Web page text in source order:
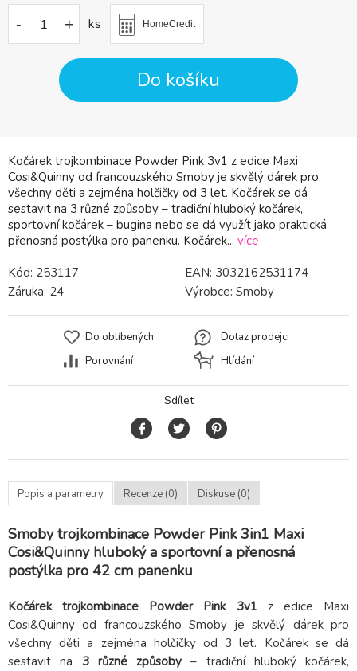
Kočárek trojkombinace Powder Pink 3v1 z edice Maxi
Cosi&Quinny od francouzského Smoby je skvělý dárek pro
všechny děti a zejména holčičky od 3 let. Kočárek se dá
sestavit na 3 různé způsoby – tradiční hluboký kočárek,
sportovní kočárek – bugina nebo se dá využít jako praktická
přenosná postýlka pro panenku. Kočárek... více
- + ks HomeCredit
Do košíku
Kód: 253117 EAN: 3032162531174
Záruka: 24 Výrobce: Smoby
Do oblíbených
Porovnání
Dotaz prodejci
Hlídání
Sdílet
Popis a parametry Recenze (0) Diskuse (0)
Smoby trojkombinace Powder Pink 3in1 Maxi
Cosi&Quinny hluboký a sportovní a přenosná
postýlka pro 42 cm panenku
Kočárek trojkombinace Powder Pink 3v1 z edice Maxi
Cosi&Quinny od francouzského Smoby je skvělý dárek pro
všechny děti a zejména holčičky od 3 let. Kočárek se dá
sestavit na 3 různé způsoby – tradiční hluboký kočárek,